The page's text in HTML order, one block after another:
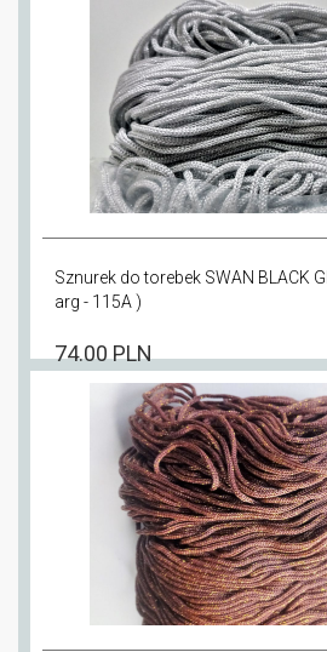
Sznurek do torebek SWAN BLACK
arg - 115A )
74.00 PLN